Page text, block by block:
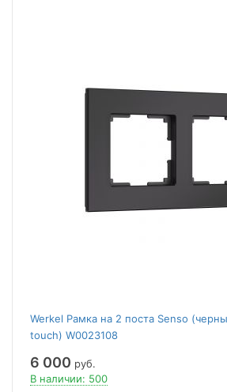
Werkel Рамка на 2 поста Senso
touch) W0023108
6 000 руб.
В наличии: 500